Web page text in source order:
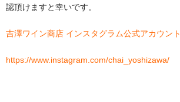
認頂けますと幸いです。
吉澤ワイン商店 インスタグラム公式アカウント
https://www.instagram.com/chai_yoshizawa/